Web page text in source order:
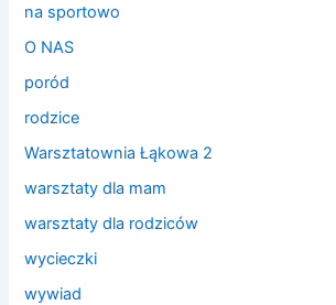
na sportowo
O NAS
poród
rodzice
Warsztatownia Łąkowa 2
warsztaty dla mam
warsztaty dla rodziców
wycieczki
wywiad